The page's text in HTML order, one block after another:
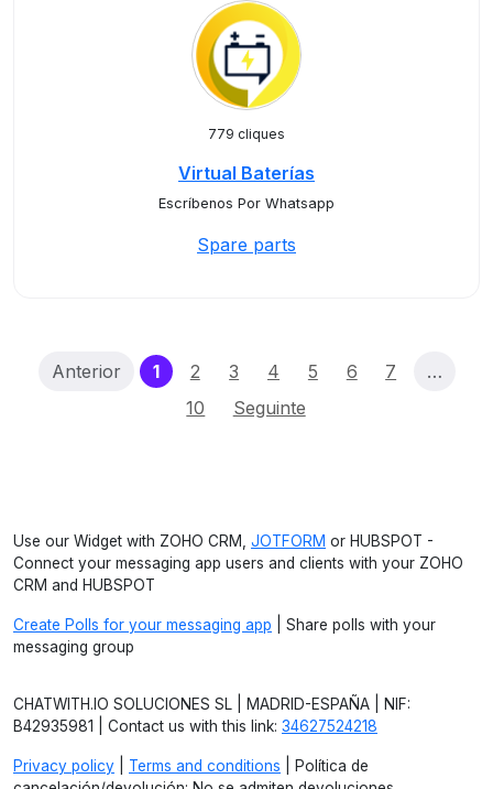
779 cliques
Virtual Baterías
Escríbenos Por Whatsapp
Spare parts
Anterior 1(current)
2 3 4 5 6 7
…
10
Seguinte
Use our Widget with ZOHO CRM, JOTFORM or HUBSPOT -
Connect your messaging app users and clients with your ZOHO
CRM and HUBSPOT
Create Polls for your messaging app | Share polls with your
messaging group
CHATWITH.IO SOLUCIONES SL | MADRID-ESPAÑA | NIF:
B42935981 | Contact us with this link: 34627524218
Privacy policy Terms and conditions | Política de